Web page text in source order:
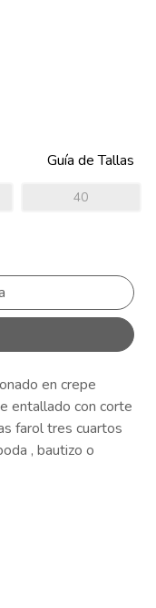
Guía de Tallas
40
en crepe
entallado con corte
farol tres cuartos
, bautizo o